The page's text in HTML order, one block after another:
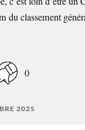
du classement
0
2025